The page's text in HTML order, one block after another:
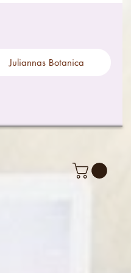
Juliannas Botanica